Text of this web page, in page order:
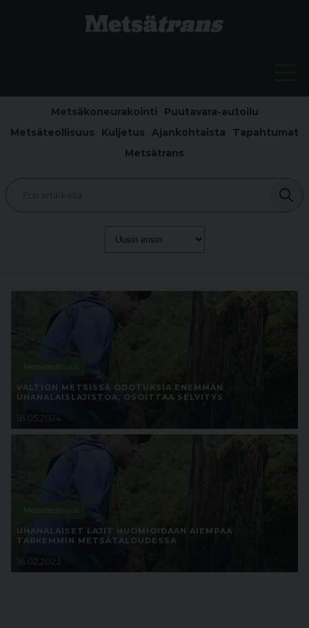
Metsäkoneurakointi
Puutavara-autoilu
Metsäteollisuus
Kuljetus Ajankohtaista
Tapahtumat
Metsätrans
Metsäteollisuus
VALTION METSISSÄ ODOTUKSIA ENEMMÄN
UHANALAISLAJISTOA, OSOITTAA SELVITYS
16.05.2024
Metsäteollisuus
UHANALAISET LAJIT HUOMIOIDAAN AIEMPAA
TARKEMMIN METSÄTALOUDESSA
16.02.2023